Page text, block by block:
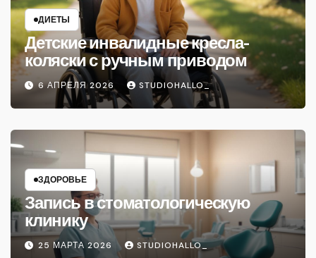
ДИЕТЫ
Детские инвалидные кресла-
коляски с ручным приводом
6 АПРЕЛЯ 2026 STUDIOHALLO_
ЗДОРОВЬЕ
Запись в стоматологическую
клинику
25 МАРТА 2026 STUDIOHALLO_